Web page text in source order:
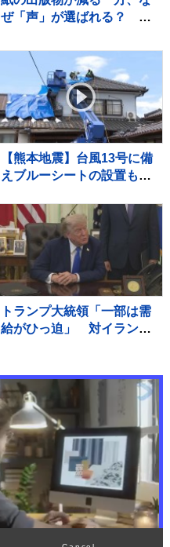
ぜ「声」が選ばれる？
【熊本地震】台風13号に備
えブルーシートの設置も人
宇城市では災害ボランティ
アによる片付け始まる
トランプ大統領「一部は需
給がひっ迫」 対イラン軍